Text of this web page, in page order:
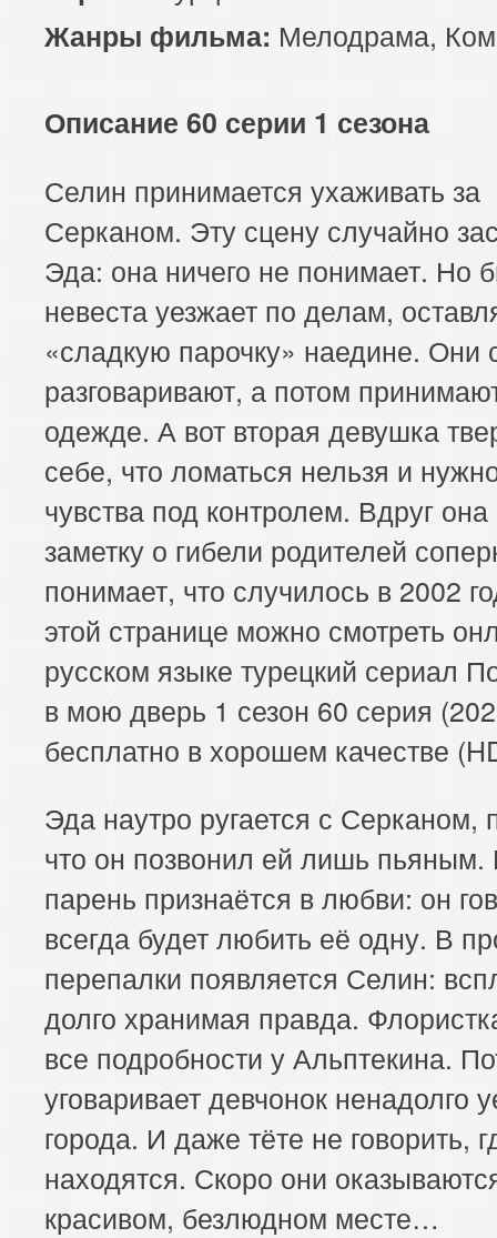
Жанры фильма: Мелодрама,
Описание 60 серии 1 сезона
Селин принимается ухаживать за
Серканом. Эту сцену случайно
Эда: она ничего не понимает. Но
невеста уезжает по делам,
«сладкую парочку» наедине. Они
разговаривают, а потом
одежде. А вот вторая девушка
себе, что ломаться нельзя и
чувства под контролем. Вдруг
заметку о гибели родителей
понимает, что случилось в 2002
этой странице можно смотреть
русском языке турецкий сериал
в мою дверь 1 сезон 60 серия
бесплатно в хорошем качестве
Эда наутро ругается с Серканом,
что он позвонил ей лишь пьяным.
парень признаётся в любви: он
всегда будет любить её одну. В
перепалки появляется Селин:
долго хранимая правда.
все подробности у Альптекина.
уговаривает девчонок ненадолго
города. И даже тёте не говорить,
находятся. Скоро они
красивом, безлюдном месте…